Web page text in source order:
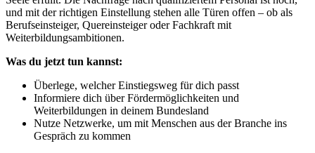
und mit der richtigen Einstellung stehen alle Türen offen – ob als
Berufseinsteiger, Quereinsteiger oder Fachkraft mit
Weiterbildungsambitionen.
Was du jetzt tun kannst:
Überlege, welcher Einstiegsweg für dich passt
Informiere dich über Fördermöglichkeiten und
Weiterbildungen in deinem Bundesland
Nutze Netzwerke, um mit Menschen aus der Branche ins
Gespräch zu kommen